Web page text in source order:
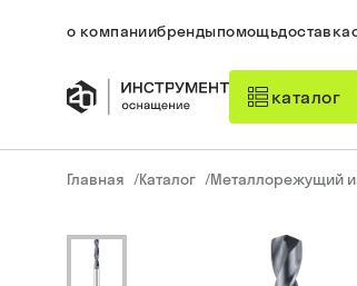
о компаниибрендыпомощьдоставка
каталог
Главная /Каталог /Металлорежущий